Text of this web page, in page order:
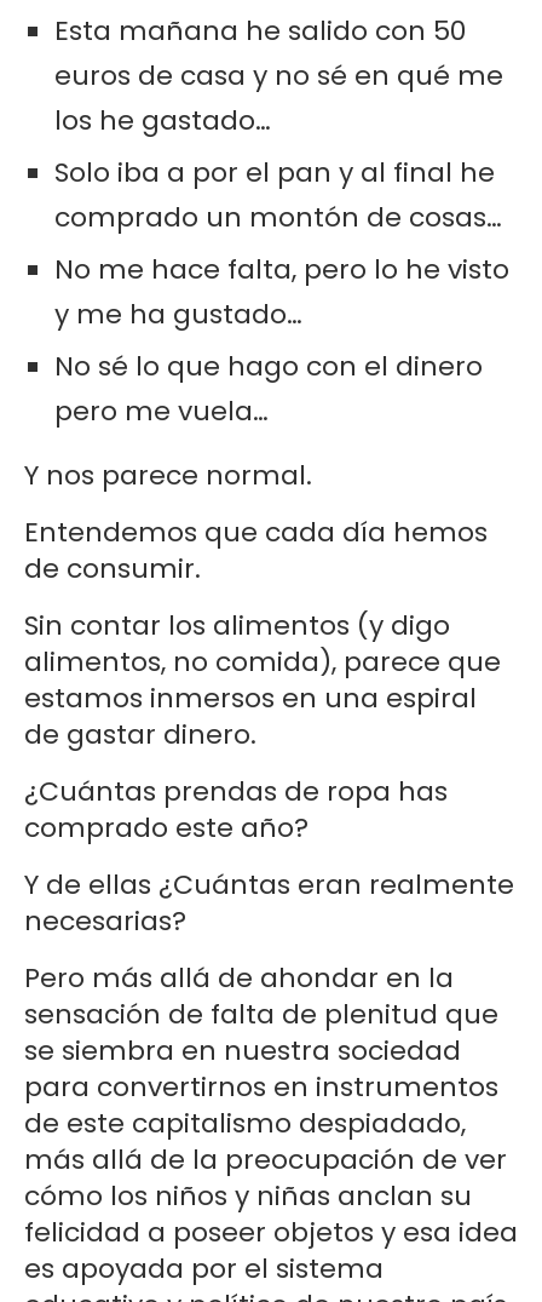
Esta mañana he salido con 50
euros de casa y no sé en qué me
los he gastado…
Solo iba a por el pan y al final he
comprado un montón de cosas…
No me hace falta, pero lo he visto
y me ha gustado…
No sé lo que hago con el dinero
pero me vuela…
Y nos parece normal.
Entendemos que cada día hemos
de consumir.
Sin contar los alimentos (y digo
alimentos, no comida), parece que
estamos inmersos en una espiral
de gastar dinero.
¿Cuántas prendas de ropa has
comprado este año?
Y de ellas ¿Cuántas eran realmente
necesarias?
Pero más allá de ahondar en la
sensación de falta de plenitud que
se siembra en nuestra sociedad
para convertirnos en instrumentos
de este capitalismo despiadado,
más allá de la preocupación de ver
cómo los niños y niñas anclan su
felicidad a poseer objetos y esa idea
es apoyada por el sistema